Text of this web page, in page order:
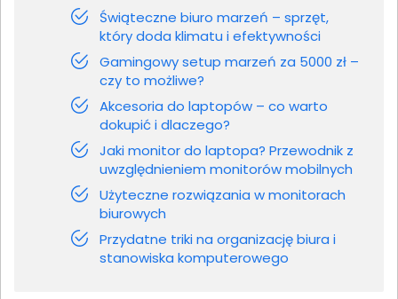
Świąteczne biuro marzeń – sprzęt,
który doda klimatu i efektywności
Gamingowy setup marzeń za 5000 zł –
czy to możliwe?
Akcesoria do laptopów – co warto
dokupić i dlaczego?
Jaki monitor do laptopa? Przewodnik z
uwzględnieniem monitorów mobilnych
Użyteczne rozwiązania w monitorach
biurowych
Przydatne triki na organizację biura i
stanowiska komputerowego